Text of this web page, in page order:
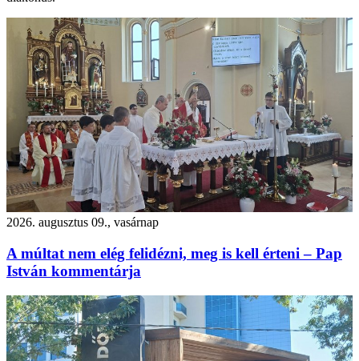
2026. augusztus 09., vasárnap
A múltat nem elég felidézni, meg is kell érteni – Pap
István kommentárja